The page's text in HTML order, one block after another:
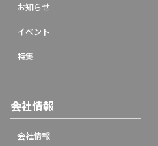
お知らせ
イベント
特集
会社情報
会社情報